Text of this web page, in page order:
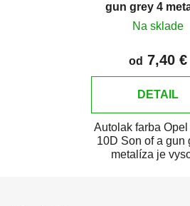
gun grey 4
Na sklade
od 7,40 €
DETAIL
Autolak farba Opel
10D Son of a gun
metalíza je